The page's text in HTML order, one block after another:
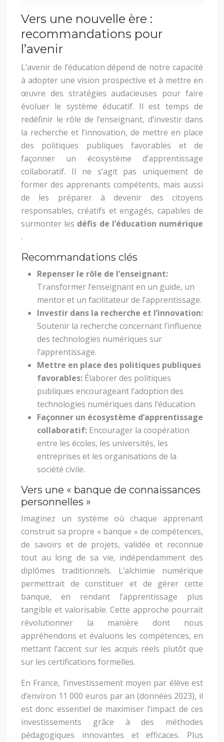
Vers une nouvelle ère :
recommandations pour
l’avenir
L’avenir de l’éducation dépend de notre capacité
à adopter une vision prospective et à mettre en
œuvre des stratégies audacieuses pour faire
évoluer le système éducatif. Il est temps de
redéfinir le rôle de l’enseignant, d’investir dans
la recherche et l’innovation, de mettre en place
des politiques publiques favorables et de
façonner un écosystème d’apprentissage
collaboratif. Il ne s’agit pas uniquement de
former des apprenants compétents, mais aussi
de les préparer à devenir des citoyens
responsables, créatifs et engagés, capables de
surmonter les défis de l’éducation numérique
.
Recommandations clés
Repenser le rôle de l’enseignant:
Transformer l’enseignant en un guide, un
mentor et un facilitateur de l’apprentissage.
Investir dans la recherche et l’innovation:
Soutenir la recherche concernant l’influence
des technologies numériques sur
l’apprentissage.
Mettre en place des politiques publiques
favorables: Élaborer des politiques
publiques encourageant l’adoption des
technologies numériques dans l’éducation.
Façonner un écosystème d’apprentissage
collaboratif: Encourager la coopération
entre les écoles, les universités, les
entreprises et les organisations de la
société civile.
Vers une « banque de connaissances
personnelles »
Imaginez un système où chaque apprenant
construit sa propre « banque » de compétences,
de savoirs et de projets, validée et reconnue
tout au long de sa vie, indépendamment des
diplômes traditionnels. L’alchimie numérique
permettrait de constituer et de gérer cette
banque, en rendant l’apprentissage plus
tangible et valorisable. Cette approche pourrait
révolutionner la manière dont nous
appréhendons et évaluons les compétences, en
mettant l’accent sur les acquis réels plutôt que
sur les certifications formelles.
En France, l’investissement moyen par élève est
d’environ 11 000 euros par an (données 2023), il
est donc essentiel de maximiser l’impact de ces
investissements grâce à des méthodes
pédagogiques innovantes et efficaces. Plus